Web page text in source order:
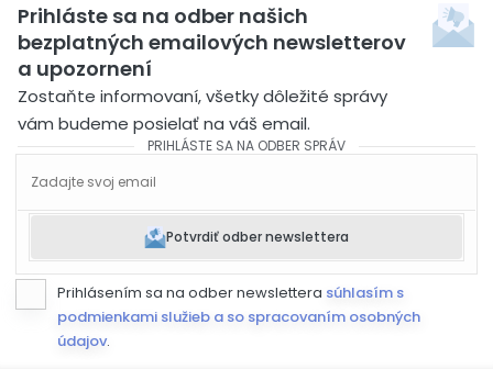
Prihláste sa na odber našich
bezplatných emailových newsletterov
a upozornení
Zostaňte informovaní, všetky dôležité správy
vám budeme posielať na váš email.
PRIHLÁSTE SA NA ODBER SPRÁV
Potvrdiť odber newslettera
Prihlásením sa na odber newslettera súhlasím s
podmienkami služieb a so spracovaním osobných
údajov.